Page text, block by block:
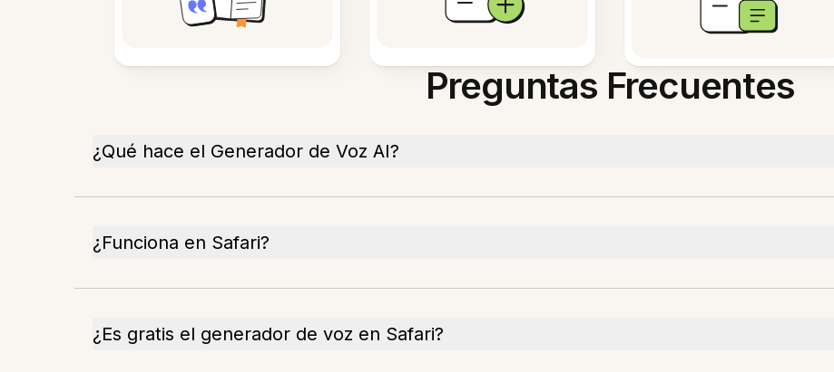
Preguntas Frecuentes
¿Qué hace el Generador de Voz AI?
¿Funciona en Safari?
¿Es gratis el generador de voz en Safari?